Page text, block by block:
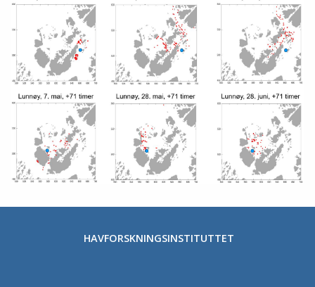
HAVFORSKNINGSINSTITUTTET